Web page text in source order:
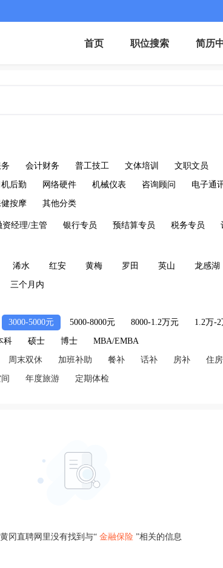
首页 职位搜索 简历
会计财务 普工技工 文体培训 文职文员
后勤 网络硬件 机械仪表 咨询顾问 电子通
按摩 其他分类
资经理/主管 银行专员 预结算专员 税务专员
浠水 红安 黄梅 罗田 英山 龙感湖
三个月内
3000-5000元 5000-8000元 8000-1.2万元 1.2万-
科 硕士 博士 MBA/EMBA
周末双休 加班补助 餐补 话补 房补 住
年度旅游 定期体检
冈直聘网里没有找到与“ 金融保险 ”相关的信息